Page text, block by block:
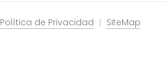
Política de Privacidad SiteMap